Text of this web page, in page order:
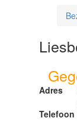
Adres
Telefoon